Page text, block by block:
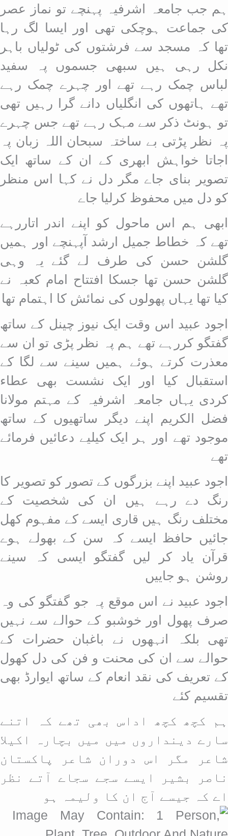
ہم جب جامعہ اشرفیہ پہنچے تو نماز عصر
کی جماعت ہوچکی تھی اور ایسا لگ رہا
تھا کہ مسجد سے فرشتوں کی ٹولیاں باہر
نکل رہی ہیں سبھی جسموں پہ سفید
لباس چمک رہے تھے اور چہرے چمک رہے
تھے ہاتھوں کی انگلیاں دانے گرا رہیں تھی
تو ہونٹ ذکر سے مہک رہے تھے جس چہرے
پہ نظر پڑتی بے ساختہ سبحان اللہ زبان پہ
اجاتا خواہش ابھری کے ان کے ساتھ ایک
تصویر بنای جاے مگر دل نے کہا اس منظر
کو دل میں محفوظ کرلیا جاے
ابھی ہم اس ماحول کو اپنے اندر اتاررہے
تھے کہ خطاط جمیل ارشد آپہنچے اور ہمیں
گلشن حسن کی طرف لے گئے یہ وہی
گلشن حسن تھا جسکا افتتاح امام کعبہ نے
کیا تھا یہاں پھولوں کی نمائش کا اہتمام تھا
اجود عبید اس وقت ایک نیوز چینل کے ساتھ
گفتگو کررہے تھے ہم پہ نظر پڑی تو ان سے
معذرت کرتے ہوئے ہمیں سینے سے لگا کے
استقبال کیا اور ایک نشست بھی عطاء
کردی یہاں جامعہ اشرفیہ کے مہتم مولانا
فضل الکریم اپنے دیگر ساتھیوں کے ساتھ
موجود تھے اور ہر ایک کیلیے دعائیں فرمائے
تھے
اجود عبید اپنے بزرگوں کے تصور کو تصویر کا
رنگ دے رہے ہیں ان کی شخصیت کے
مختلف رنگ ہیں قاری ایسے کے مفہوم کھل
جائیں حافظ ایسے کہ سن کے بھولے ہوے
قرآن یاد کر لیں گفتگو ایسی کہ سینے
روشن ہو جاییں
اجود عبید نے اس موقع پہ جو گفتگو کی وہ
صرف پھول اور خوشبو کے حوالے سے نہیں
تھی بلکہ انہھوں نے باغبان حضرات کے
حوالے سے ان کی محنت و فن کی دل کھول
کے تعریف کی نقد انعام کے ساتھ ایوارڈ بھی
تقسیم کئے
ہم کچھ کچھ اداس بھی تھے کہ اتنے
سارے دینداروں میں میں بچارہ اکیلا
شاعر مگر اس دوران شاعر پاکستان
ناصر بشیر ایسے سجے سجاے آتے نظر
اے کہ جیسے آج ان کا ولیمہ ہو